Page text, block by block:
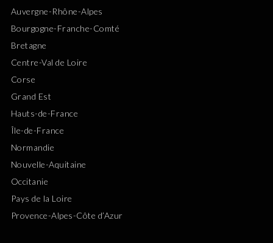
Auvergne-Rhône-Alpes
Bourgogne-Franche-Comté
Bretagne
Centre-Val de Loire
Corse
Grand Est
Hauts-de-France
Île-de-France
Normandie
Nouvelle-Aquitaine
Occitanie
Pays de la Loire
Provence-Alpes-Côte d’Azur